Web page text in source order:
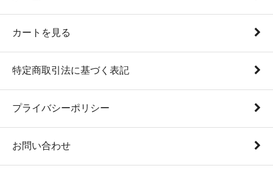
カートを見る
特定商取引法に基づく表記
プライバシーポリシー
お問い合わせ